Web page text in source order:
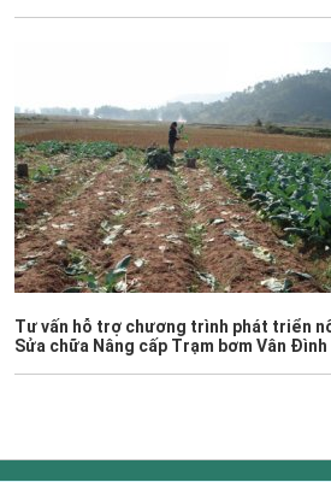
Tư vấn hỗ trợ chương trình phát triển
Sửa chữa Nâng cấp Trạm bơm Vân Đình